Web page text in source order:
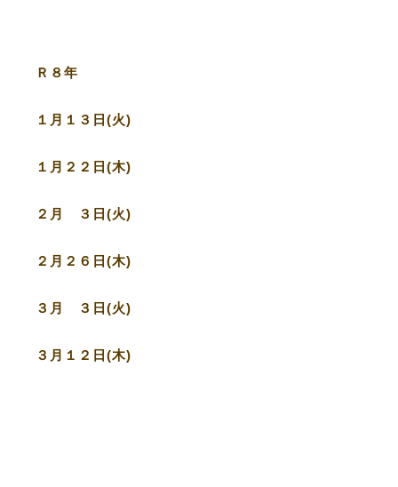
Ｒ８年
１月１３日(火)
１月２２日(木)
２月 ３日(火)
２月２６日(木)
３月 ３日(火)
３月１２日(木)